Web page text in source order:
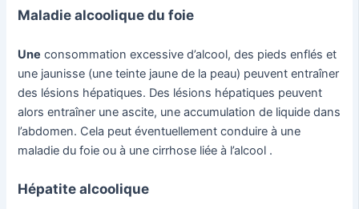
Maladie alcoolique du foie
Une consommation excessive d’alcool, des pieds enflés et
une jaunisse (une teinte jaune de la peau) peuvent entraîner
des lésions hépatiques. Des lésions hépatiques peuvent
alors entraîner une ascite, une accumulation de liquide dans
l’abdomen. Cela peut éventuellement conduire à une
maladie du foie ou à une cirrhose liée à l’alcool .
Hépatite alcoolique